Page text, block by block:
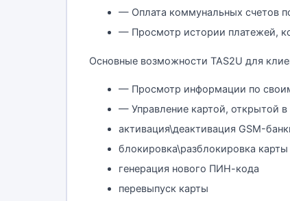
— Оплата коммунальных счетов
— Просмотр истории платежей,
Основные возможности TAS2U для
— Просмотр информации по
— Управление картой, открытой
активация\деактивация GSM-
блокировка\разблокировка карты
генерация нового ПИН-кода
перевыпуск карты